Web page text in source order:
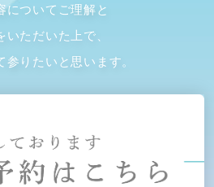
についてご理解と
いただいた上で、
参りたいと思います。